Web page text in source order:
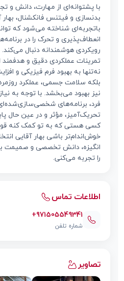
با پشتوانه‌ای از مهارت، دانش و
بدنسازی و فیتنس فانکشنال،
باتجربه‌ای شناخته می‌شود که
انعطاف‌پذیری و تحرک را در
رویکردی هوشمندانه دنبال
تمرینات عملکردی دقیق و
نه‌تنها به بهبود فرم فیزیکی و
بلکه سلامت جسمی، عملکرد
نیز بهبود می‌بخشد. با توجه به
فرد، برنامه‌های
تحریک‌آمیز، مؤثر و در عین حال
کسی هستی که به تو کمک کنه
خوش‌اندام‌تر باشی بهار آقایی
انگیزه، دانش تخصصی و صمیمت
را تجربه می‌کنی.
اطلاعات تماس
+971505549341
شماره تلفن
تصاویر